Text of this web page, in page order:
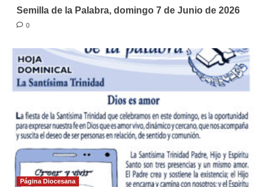
Semilla de la Palabra, domingo 7 de Junio de 2026
0
Página Diocesana